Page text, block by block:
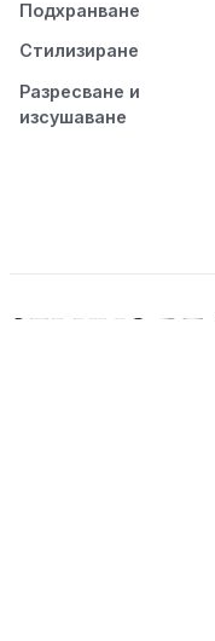
Подхранване
Стилизиране
Разресване и
изсушаване